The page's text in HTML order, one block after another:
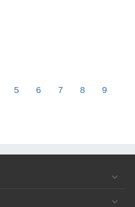
5 6 7 8 9